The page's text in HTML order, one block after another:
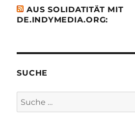
AUS SOLIDATITÄT MIT
DE.INDYMEDIA.ORG:
SUCHE
Suche
nach: